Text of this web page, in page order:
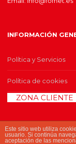
INFORMACIÓN
Política y Servicios
Política de cookies
ZONA CLIENTE
Este sitio web utiliza
usuario. Si continúa
aceptación de las